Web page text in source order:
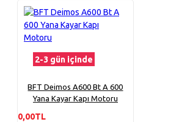
2-3 gün içinde
BFT Deimos A600 Bt A 600
Yana Kayar Kapı Motoru
0,00TL